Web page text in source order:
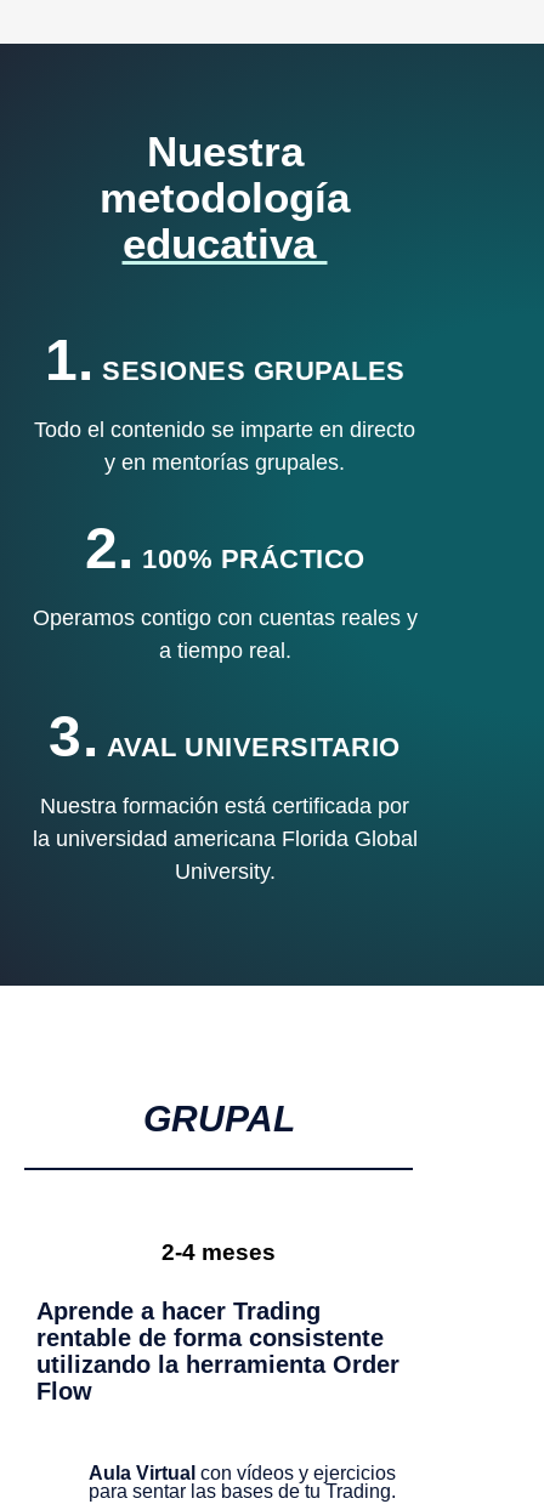
Nuestra
metodología
educativa
1. SESIONES GRUPALES
Todo el contenido se imparte en directo
y en mentorías grupales.
2. 100% PRÁCTICO
Operamos contigo con cuentas reales y
a tiempo real.
3. AVAL UNIVERSITARIO
Nuestra formación está certificada por
la universidad americana Florida Global
University.
GRUPAL
2-4 meses
Aprende a hacer Trading
rentable de forma consistente
utilizando la herramienta Order
Flow
Aula Virtual con vídeos y ejercicios
para sentar las bases de tu Trading.